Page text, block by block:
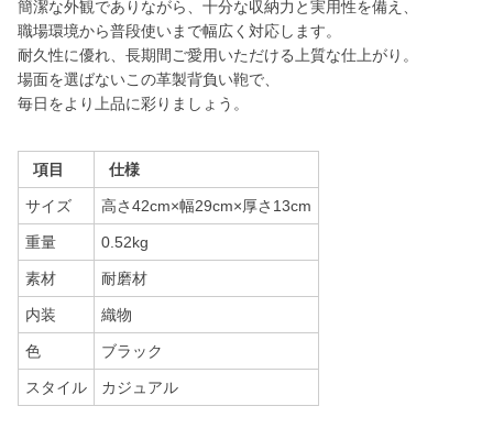
簡潔な外観でありながら、十分な収納力と実用性を備え、
職場環境から普段使いまで幅広く対応します。
耐久性に優れ、長期間ご愛用いただける上質な仕上がり。
場面を選ばないこの革製背負い鞄で、
毎日をより上品に彩りましょう。
項目 仕様
サイズ 高さ42cm×幅29cm×厚さ13cm
重量 0.52kg
素材 耐磨材
内装 織物
色 ブラック
スタイル カジュアル